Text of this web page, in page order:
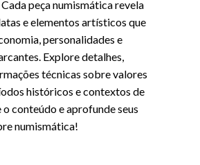
peça numismática revela
e elementos artísticos que
personalidades e
Explore detalhes,
técnicas sobre valores
históricos e contextos de
conteúdo e aprofunde seus
numismática!